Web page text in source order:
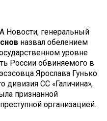
Новости, генеральный
назвал обелением
уровне
России обвиняемого в
Ярослава Гунько
дивизия СС «Галичина»,
признанной
организацией.